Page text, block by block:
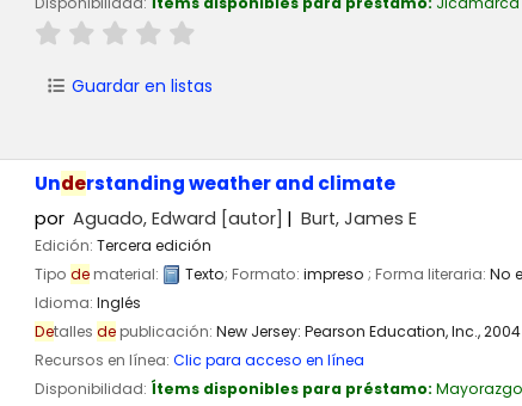
Guardar en listas
Understanding weather and climate
por Aguado, Edward [autor] Burt, James E
Edición: Tercera edición
Tipo dematerial: Texto; Formato: impreso ; Forma literaria: No
Idioma: Inglés
Detalles depublicación: New Jersey: Pearson Education, Inc.,2004
Recursos en línea: Clic para acceso en línea
Disponibilidad: Ítems disponibles para préstamo: Mayorazgo